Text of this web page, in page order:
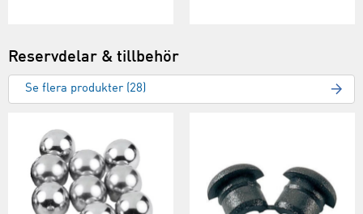
Reservdelar & tillbehör
Se flera produkter (28)